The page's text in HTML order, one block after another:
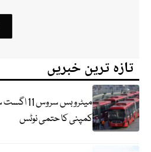
تازہ ترین خبریں
میٹرو بس
کمپنی کا حتمی نوٹس